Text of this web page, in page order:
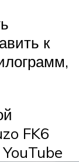
к
FK6